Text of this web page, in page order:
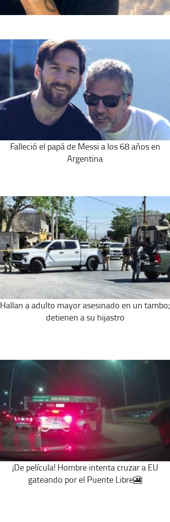
Falleció el papá de Messi a los 68 años en
Argentina
Hallan a adulto mayor asesinado en un tambo;
detienen a su hijastro
¡De película! Hombre intenta cruzar a EU
gateando por el Puente Libre🎦